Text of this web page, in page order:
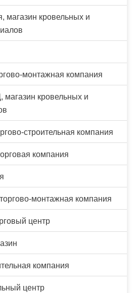
магазин кровельных и
монтажная компания
кровельных и
строительная компания
компания
монтажная компания
центр
компания
центр